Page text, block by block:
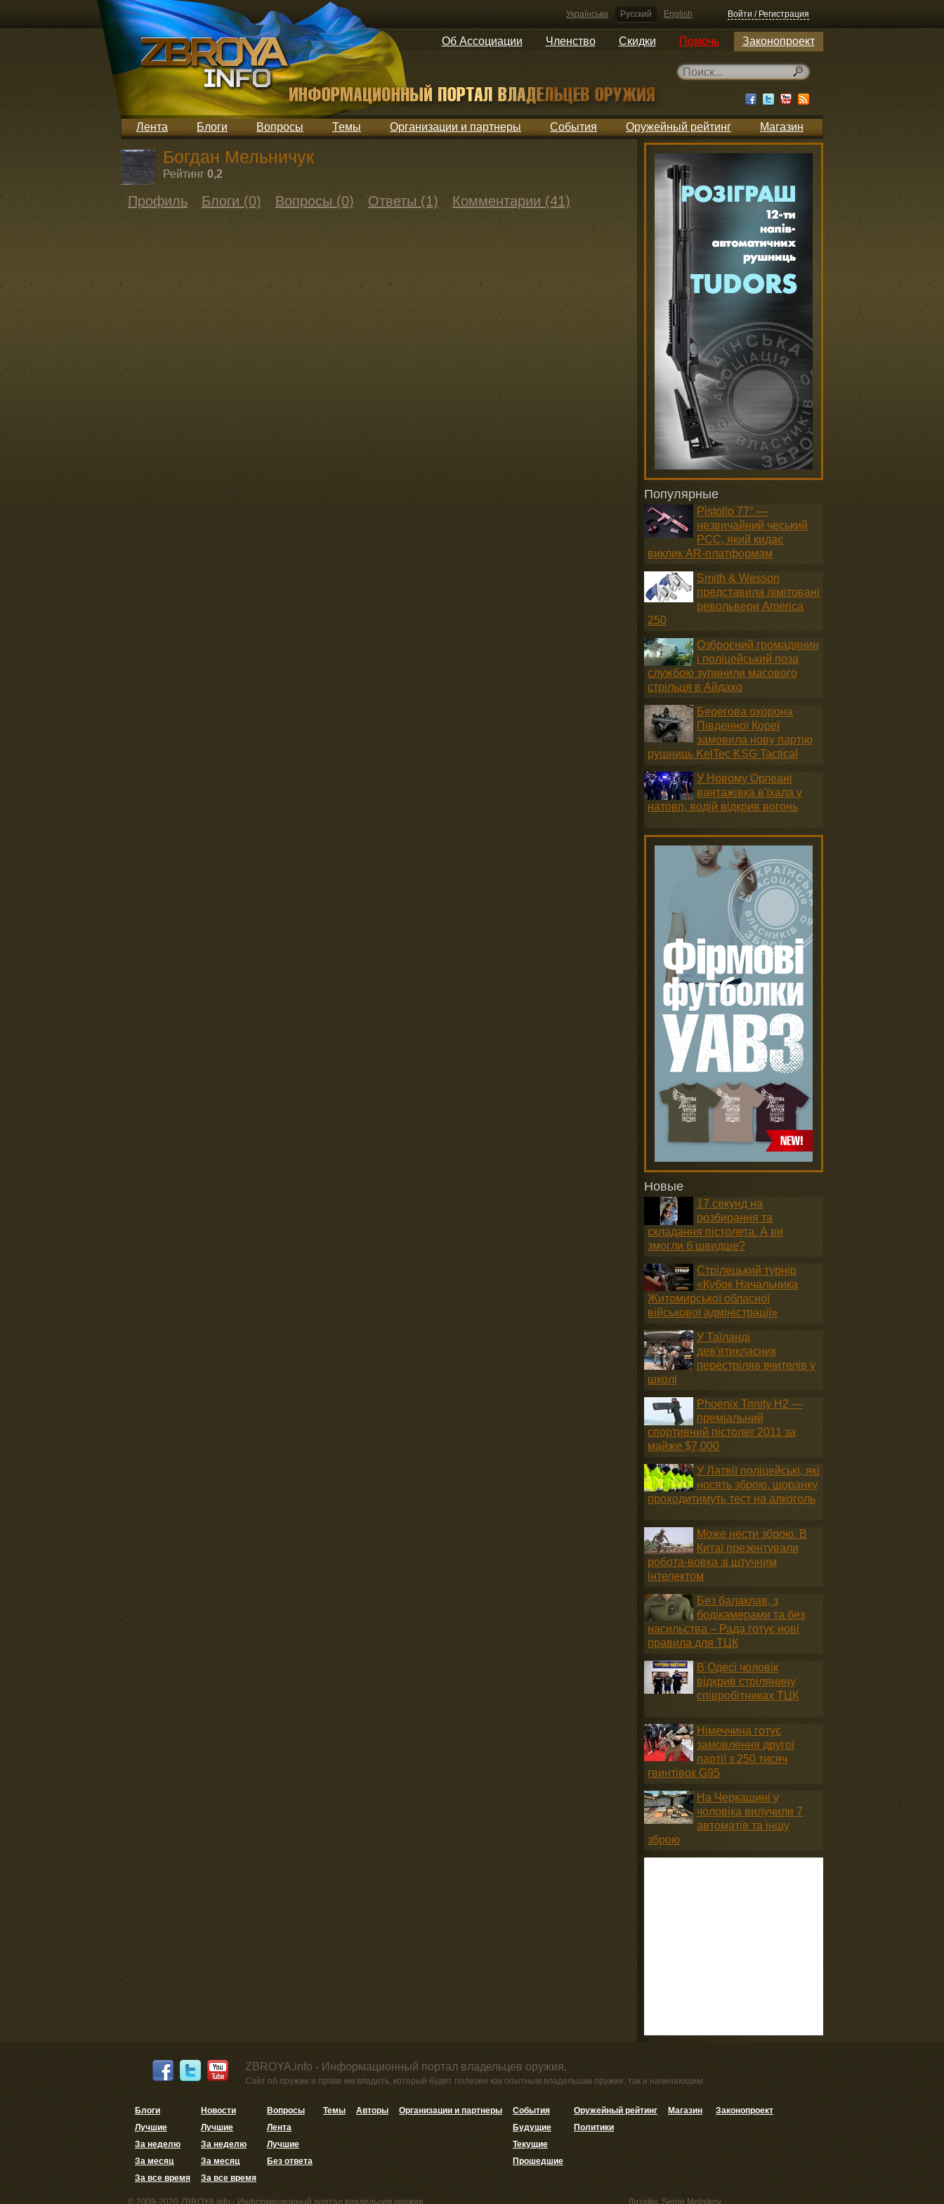
Українська Русский English Войти / Регистрация
Об Ассоциации Членство Скидки Помочь Законопроект
Лента Блоги Вопросы Темы Организации и партнеры События Оружейный рейтинг Магазин
Богдан Мельничук
Рейтинг 0,2
Профиль Блоги (0) Вопросы (0) Ответы (1) Комментарии (41)
Популярные
Pistollo 77° —
незвичайний чеський
PCC, який кидає
виклик AR-платформам
Smith & Wesson
представила лімітовані
револьвери America
250
Озброєний громадянин
і поліцейський поза
службою зупинили масового
стрільця в Айдахо
Берегова охорона
Південної Кореї
замовила нову партію
рушниць KelTec KSG Tactical
У Новому Орлеані
вантажівка в'їхала у
натовп, водій відкрив вогонь
Новые
17 секунд на
розбирання та
складання пістолета. А ви
змогли б швидше?
Стрілецький турнір
«Кубок Начальника
Житомирської обласної
військової адміністрації»
У Таїланді
дев'ятикласник
перестріляв вчителів у
школі
Phoenix Trinity H2 —
преміальний
спортивний пістолет 2011 за
майже $7,000
У Латвії поліцейські, які
носять зброю, щоранку
проходитимуть тест на алкоголь
Може нести зброю. В
Китаї презентували
робота-вовка зі штучним
інтелектом
Без балаклав, з
бодікамерами та без
насильства – Рада готує нові
правила для ТЦК
В Одесі чоловік
відкрив стрілянину
співробітниках ТЦК
Німеччина готує
замовлення другої
партії з 250 тисяч
гвинтівок G95
На Черкащині у
чоловіка вилучили 7
автоматів та іншу
зброю
ZBROYA.info - Информационный портал владельцев оружия.
Сайт об оружии и праве им владеть, который будет полезен как опытным владельцам оружия, так и начинающим.
Блоги
Лучшие
За неделю
За месяц
За все время
Новости
Лучшие
За неделю
За месяц
За все время
Вопросы
Лента
Лучшие
Без ответа
Темы Авторы Организации и партнеры
События
Будущие
Текущие
Прошедшие
Оружейный рейтинг
Политики
Магазин Законопроект
© 2009-2020 ZBROYA.info - Информационный портал владельцев оружия. Дизайн: Serge Melnikov